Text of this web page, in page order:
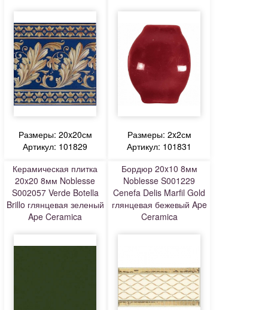
Размеры: 20x20см
Артикул: 101829
Размеры: 2x2см
Артикул: 101831
Керамическая плитка
20x20 8мм Noblesse
S002057 Verde Botella
Brillo глянцевая зеленый
Ape Ceramica
Бордюр 20x10 8мм
Noblesse S001229
Cenefa Delis Marfil Gold
глянцевая бежевый Ape
Ceramica